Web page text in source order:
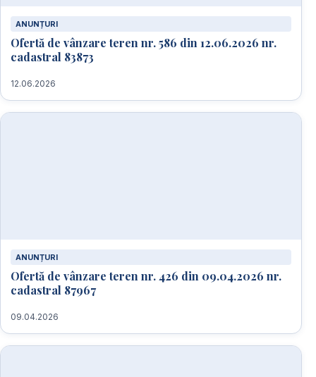
ANUNȚURI
Ofertă de vânzare teren nr. 586 din 12.06.2026 nr.
cadastral 83873
12.06.2026
ANUNȚURI
Ofertă de vânzare teren nr. 426 din 09.04.2026 nr.
cadastral 87967
09.04.2026